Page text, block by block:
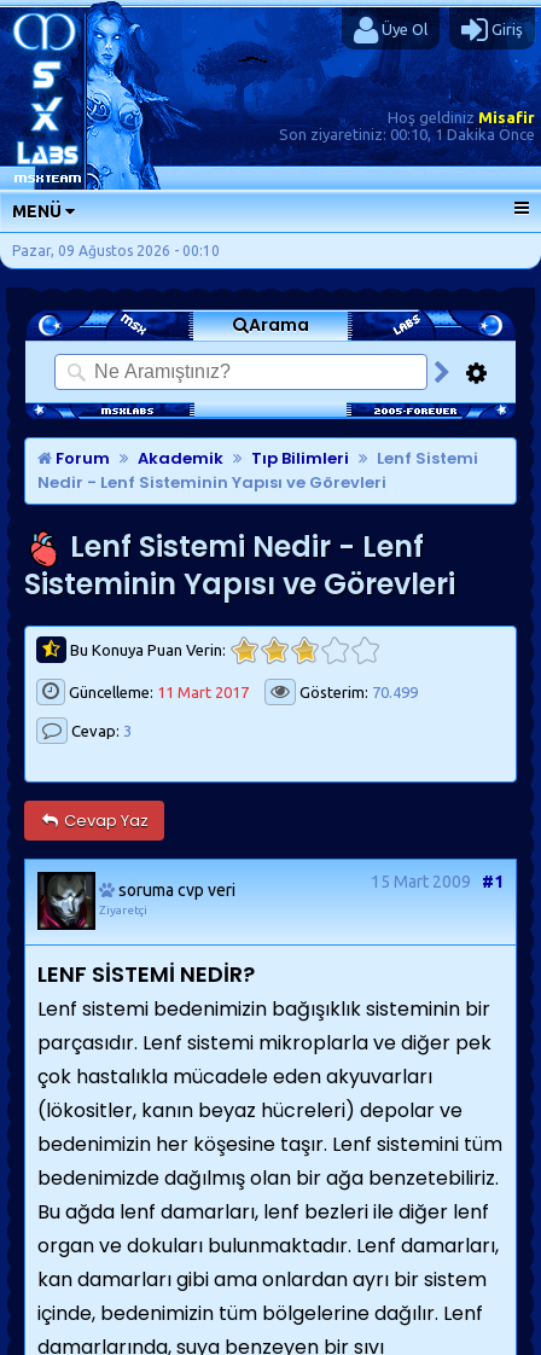
Üye Ol Giriş
Hoş geldinizMisafir
Son ziyaretiniz: 00:10, 1 Dakika Önce
MENÜ
ANA SAYFA
FORUMLAR
SORU-CEVAP
GÜNLÜKLER
SON MESAJLAR
KISAYOLLAR
Pazar, 09 Ağustos 2026 - 00:10
Arama
Forum Akademik Tıp Bilimleri
Lenf Sistemi
Nedir - Lenf Sisteminin Yapısı ve Görevleri
Lenf Sistemi Nedir - Lenf
Sisteminin Yapısı ve Görevleri
Bu Konuya Puan Verin:
Güncelleme: 11 Mart 2017 Gösterim: 70.499
Cevap: 3
Cevap Yaz
soruma cvp veri
Ziyaretçi
15 Mart 2009 #1
LENF SİSTEMİ NEDİR?
Lenf sistemi bedenimizin bağışıklık sisteminin bir
parçasıdır. Lenf sistemi mikroplarla ve diğer pek
çok hastalıkla mücadele eden akyuvarları
(lökositler, kanın beyaz hücreleri) depolar ve
bedenimizin her köşesine taşır. Lenf sistemini tüm
bedenimizde dağılmış olan bir ağa benzetebiliriz.
Bu ağda lenf damarları, lenf bezleri ile diğer lenf
organ ve dokuları bulunmaktadır. Lenf damarları,
kan damarları gibi ama onlardan ayrı bir sistem
içinde, bedenimizin tüm bölgelerine dağılır. Lenf
damarlarında, suya benzeyen bir sıvı